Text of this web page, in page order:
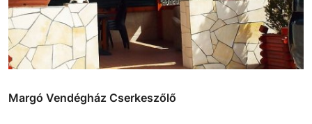
Margó Vendégház Cserkeszőlő